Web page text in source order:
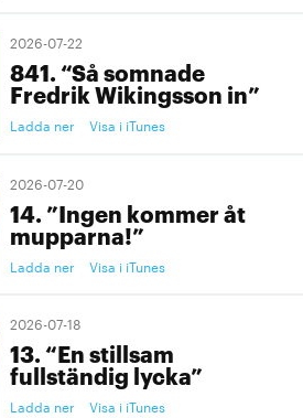
2026-07-22
841. “Så somnade
Fredrik Wikingsson in”
Ladda ner Visa i iTunes
2026-07-20
14. ”Ingen kommer åt
mupparna!”
Ladda ner Visa i iTunes
2026-07-18
13. “En stillsam
fullständig lycka”
Ladda ner Visa i iTunes